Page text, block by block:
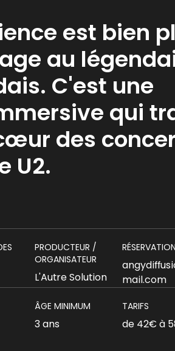
est bien
au
C'est une
qui
des
U2.
PRODUCTEUR /
ORGANISATEUR
L'Autre Solution
mail.com
ÂGE MINIMUM
3 ans
TARIFS
de 42€ à